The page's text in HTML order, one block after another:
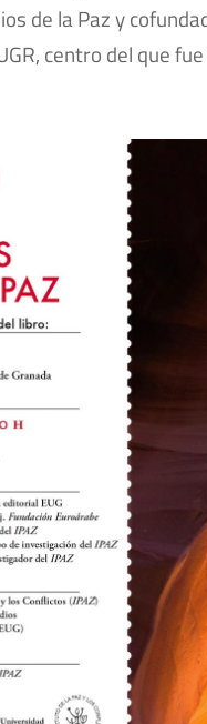
de la Paz y
centro del que